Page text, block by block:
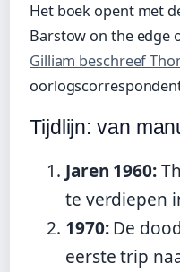
Het boek opent met
Barstow on the edge
Gilliam beschreef
Tijdlijn: van
Jaren 1960:
te verdiepen
1970:De
eerste trip